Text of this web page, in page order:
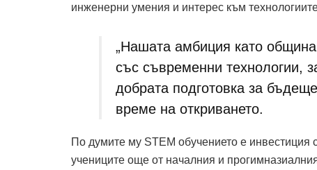
инженерни умения и интерес към
„Нашата амбиция като
със съвременни технологии,
добрата подготовка за
време на откриването.
По думите му STEM обучението е инвестиция
учениците още от началния и